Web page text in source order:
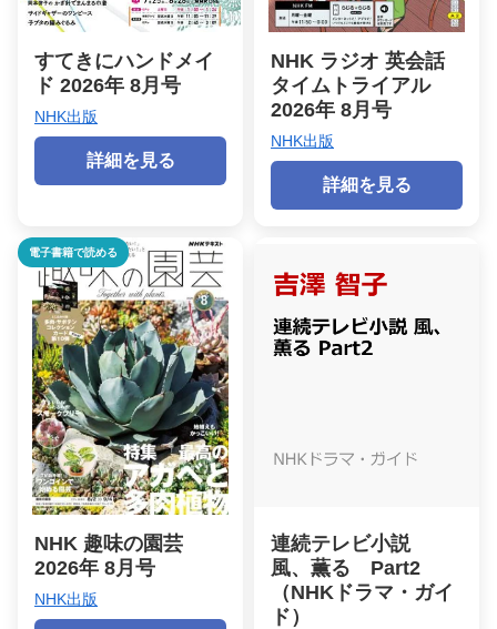
すてきにハンドメイ
ド 2026年 8月号
NHK出版
詳細を見る
NHK ラジオ 英会話
タイムトライアル
2026年 8月号
NHK出版
詳細を見る
電子書籍で読める
NHK 趣味の園芸
2026年 8月号
NHK出版
連続テレビ小説
風、薫る Part2
（NHKドラマ・ガイ
ド）